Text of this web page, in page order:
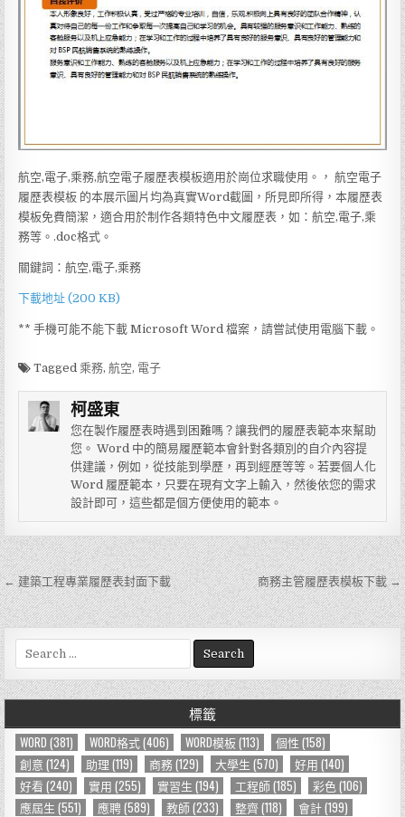
航空,電子,乘務,航空電子履歷表模板適用於崗位求職使用。， 航空電子
履歷表模板 的本展示圖片均為真實Word截圖，所見即所得，本履歷表
模板免費簡潔，適合用於制作各類特色中文履歷表，如：航空,電子,乘
務等。.doc格式。
關鍵詞：航空,電子,乘務
下載地址 (200 KB)
** 手機可能不能下載 Microsoft Word 檔案，請嘗試使用電腦下載。
Tagged 乘務,航空, 電子
柯盛東
您在製作履歷表時遇到困難嗎？讓我們的履歷表範本來幫助
您。 Word 中的簡易履歷範本會針對各類別的自介內容提
供建議，例如，從技能到學歷，再到經歷等等。若要個人化
Word 履歷範本，只要在現有文字上輸入，然後依您的需求
設計即可，這些都是個方便使用的範本。
文
章
導
覽
← 建築工程專業履歷表封面下載 商務主管履歷表模板下載 →
e
a
r
h
f
o
r
標籤
WORD (381) WORD格式(406) WORD模板(113) 個性 (158)
創意 (124) 助理 (119) 商務(129) 大學生 (570) 好用 (140)
好看 (240) 實用 (255) 實習生 (194) 工程師(185) 彩色 (106)
應屆生 (551) 應聘(589) 教師(233) 整齊(118) 會計(199)